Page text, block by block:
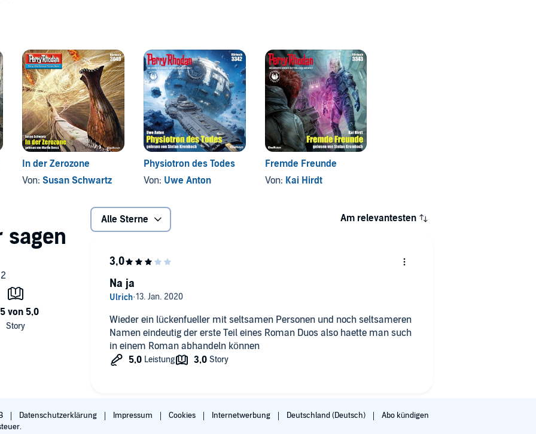
eine PDF-Datei mit zusätzlichem Material.
GmbH
In der Zerozone
Von:Susan Schwartz
Physiotron des Todes
Von: Uwe Anton
Fremde Freunde
Von: Kai Hirdt
Alle Sterne Am relevantesten
Wieder ein lückenfueller mit seltsamen Personen und noch seltsameren
Namen eindeutig der erste Teil eines Roman Duos also haette man such
in einem Roman abhandeln können
Na ja
Datenschutzerklärung Impressum Cookies Internetwerbung Deutschland (Deutsch)
Abo kündigen